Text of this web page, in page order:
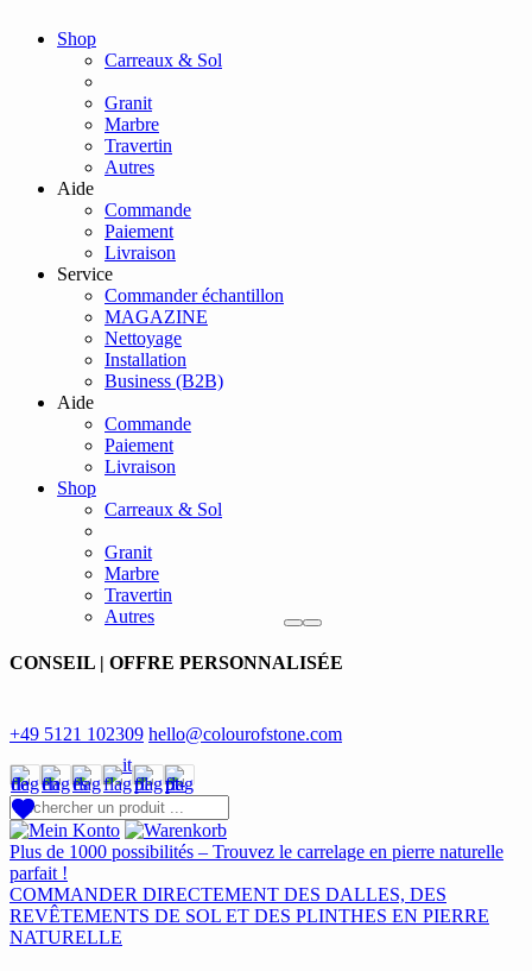
Shop
Carreaux & Sol
Granit
Marbre
Travertin
Autres
Aide
Commande
Paiement
Livraison
Service
Commander échantillon
MAGAZINE
Nettoyage
Installation
Business (B2B)
Aide
Commande
Paiement
Livraison
Shop
Carreaux & Sol
Granit
Marbre
Travertin
Autres
CONSEIL | OFFRE PERSONNALISÉE
+49 5121 102309 hello@colourofstone.com
Plus de 1000 possibilités – Trouvez le carrelage en pierre naturelle
parfait !
COMMANDER DIRECTEMENT DES DALLES, DES
REVÊTEMENTS DE SOL ET DES PLINTHES EN PIERRE
NATURELLE